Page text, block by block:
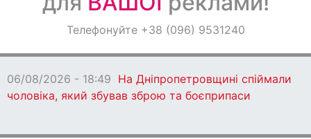
ОголошенняТелефонуйте +38 (096) 9531240
06/08/2026 - 18:49 На Дніпропетровщині спіймали
чоловіка, який збував зброю та боєприпаси